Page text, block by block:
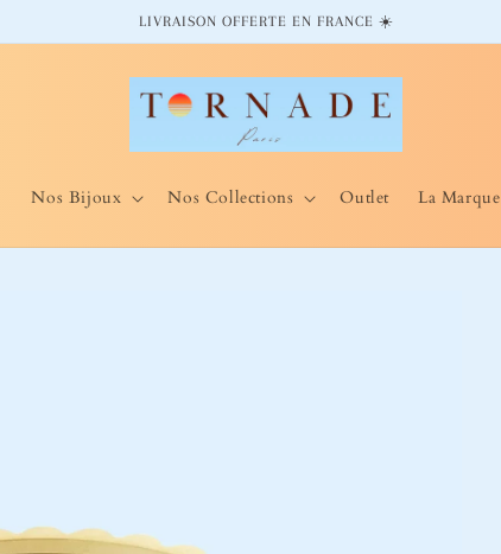
LIVRAISON OFFERTE EN FRANCE ☀️
Nos Bijoux Nos Collections Outlet La Marque